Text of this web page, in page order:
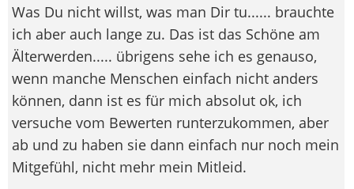
Was Du nicht willst, was man Dir tu...... brauchte
ich aber auch lange zu. Das ist das Schöne am
Älterwerden..... übrigens sehe ich es genauso,
wenn manche Menschen einfach nicht anders
können, dann ist es für mich absolut ok, ich
versuche vom Bewerten runterzukommen, aber
ab und zu haben sie dann einfach nur noch mein
Mitgefühl, nicht mehr mein Mitleid.